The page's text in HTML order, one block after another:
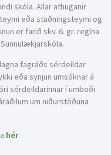
skóla. Allar athuganir
eða stuðningsteymi og
er farið skv. 6. gr. reglna
fagráðs sérdeildar
eða synjun umsóknar á
sérdeildarinnar í umboði
um niðurstöðuna
hér.